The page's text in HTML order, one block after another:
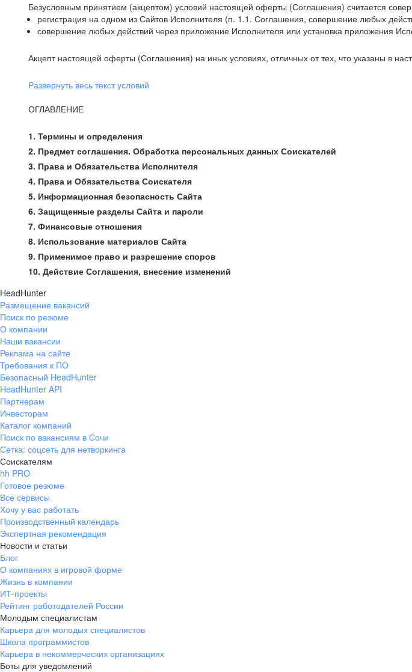
Безусловным принятием (акцептом) условий настоящей оферты (Соглашения) считается
регистрация на одном из Сайтов Исполнителя (п. 1.1. Соглашения, совершение любых
совершение любых действий через приложение Исполнителя или установка приложения
Акцепт настоящей оферты (Соглашения) на иных условиях, отличных от тех, что указаны в
Развернуть весь текст условий
ОГЛАВЛЕНИЕ
1. Термины и определения
2. Предмет соглашения. Обработка персональных данных Соискателей
3. Права и Обязательства Исполнителя
4. Права и Обязательства Соискателя
5. Информационная безопасность Сайта
6. Защищенные разделы Сайта и пароли
7. Финансовые отношения
8. Использование материалов Сайта
9. Применимое право и разрешение споров
10. Действие Соглашения, внесение изменений
HeadHunter
Размещение вакансий
Поиск по резюме
О компании
Наши вакансии
Реклама на сайте
Требования к ПО
Безопасный HeadHunter
HeadHunter API
Партнерам
Инвесторам
Каталог компаний
Поиск по вакансиям в Сочи
Сетка: соцсеть для нетворкинга
Соискателям
hh PRO
Готовое резюме
Все сервисы
Хочу у вас работать
Производственный календарь
Экспертная рекомендация
Новости и статьи
Блог
О компаниях в игровой форме
Жизнь в компании
ИТ-проекты
Рейтинг работодателей России
Молодым специалистам
Карьера для молодых специалистов
Школа программистов
Карьера в некоммерческих организациях
Боты для уведомлений